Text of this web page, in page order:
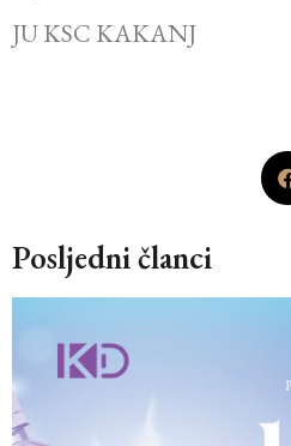
JU KSC KAKANJ
Posljedni članci